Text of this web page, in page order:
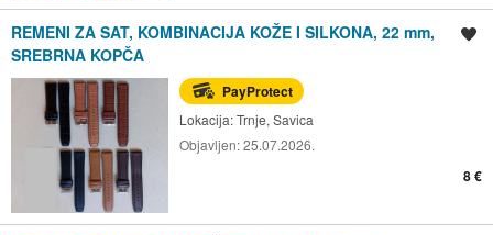
REMENI ZA SAT, KOMBINACIJA KOŽE I SILKONA, 22 mm,
SREBRNA KOPČA
PayProtect
Lokacija:Trnje, Savica
Objavljen:25.07.2026.
8 €